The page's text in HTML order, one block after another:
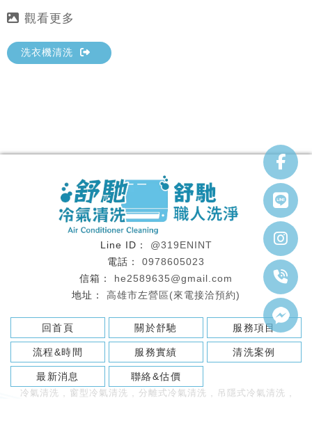
洗衣機清洗
@319ENINT
0978605023
he2589635@gmail.com
高雄市左營區(來電接洽預約)
回首頁 關於舒馳 服務項目
流程&時間 服務實績 清洗案例
最新消息 聯絡&估價
冷氣清洗 窗型冷氣清洗 分離式冷氣清洗
吊隱式冷氣清洗